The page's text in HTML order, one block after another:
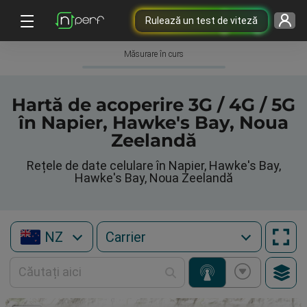
Rulează un test de viteză
Măsurare în curs
Hartă de acoperire 3G / 4G / 5G
în Napier, Hawke's Bay, Noua
Zeelandă
Rețele de date celulare în Napier, Hawke's Bay,
Hawke's Bay, Noua Zeelandă
NZ